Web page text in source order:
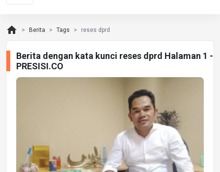
home Berita Tags reses dprd
Berita dengan kata kunci reses dprd Halaman 1 -
PRESISI.CO